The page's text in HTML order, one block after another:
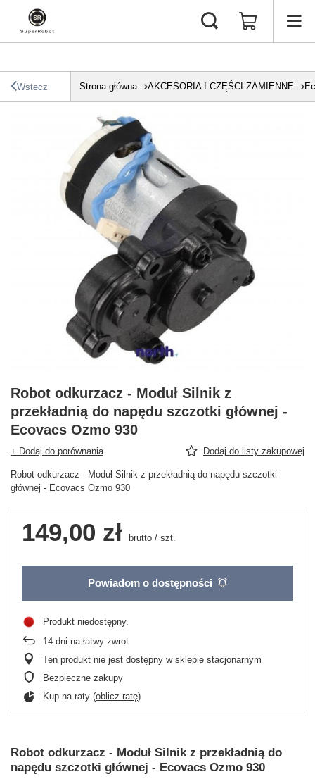
Wstecz Strona główna AKCESORIA I CZĘŚCI ZAMIENNE
Robot odkurzacz - Moduł Silnik z
przekładnią do napędu szczotki głównej -
Ecovacs Ozmo 930
+ Dodaj do porównania Dodaj do listy zakupowej
Robot odkurzacz - Moduł Silnik z przekładnią do napędu szczotki
głównej - Ecovacs Ozmo 930
149,00 zł brutto / szt.
Powiadom o dostępności
Produkt niedostępny
14 dni na łatwy zwrot
Ten produkt nie jest dostępny w sklepie stacjonarnym
Bezpieczne zakupy
Kup na raty (oblicz ratę)
Robot odkurzacz - Moduł Silnik z przekładnią do
napędu szczotki głównej - Ecovacs Ozmo 930